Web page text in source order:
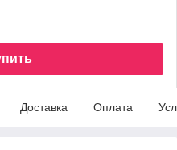
Доставка Оплата